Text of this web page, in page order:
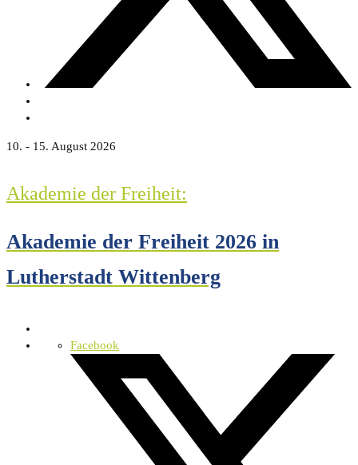
10. - 15. August 2026
Akademie der Freiheit:
Akademie der Freiheit 2026 in
Lutherstadt Wittenberg
Facebook